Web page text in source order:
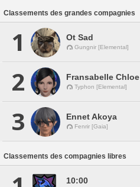
Classements des grandes compagnies
1 Ot Sad
Gungnir [Elemental]
2 Fransabelle Chloe
Typhon [Elemental]
3 Ennet Akoya
Fenrir [Gaia]
Classements des compagnies libres
10:00